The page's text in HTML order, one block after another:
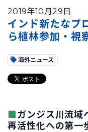
2019年10月29日
インド新たなプ
ら植林参加・視
海外ニュース
ガンジス川流域
再活性化への第一